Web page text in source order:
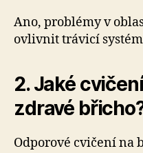
Ano, problémy v
ovlivnit trávicí
2. Jaké
zdravé
Odporové cvičení na